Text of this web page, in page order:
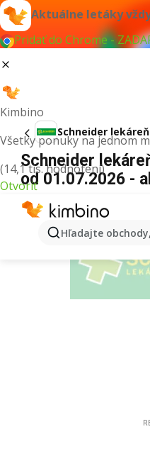
Aktuálne letáky
Pridať do Chrome -
Kimbino
Všetky ponuky na jednom
(14,1 tis. hodnotení)
Otvoriť
Hľadajte
Schneider
Schneider
od 01.07.2026 -